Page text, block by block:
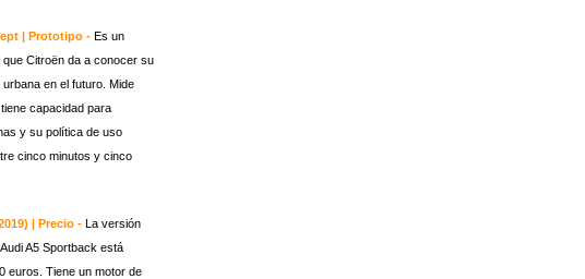
| Prototipo - Es un
Citroën da a conocer su
en el futuro. Mide
capacidad para
y su política de uso
cinco minutos y cinco
| Precio - La versión
A5 Sportback está
euros. Tiene un motor de